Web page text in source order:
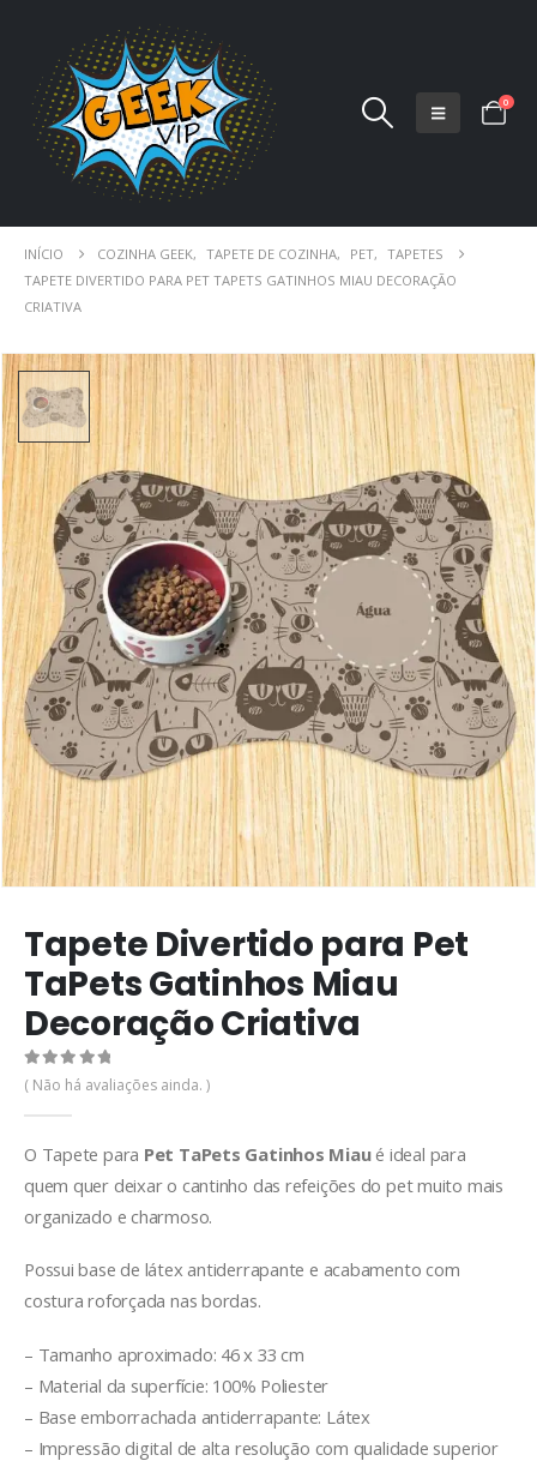
0
INÍCIO COZINHA GEEK, TAPETE DE COZINHA, PET, TAPETES
TAPETE DIVERTIDO PARA PET TAPETS GATINHOS MIAU DECORAÇÃO
CRIATIVA
Tapete Divertido para Pet
TaPets Gatinhos Miau
Decoração Criativa
0 de 5
( Não há avaliações ainda. )
O Tapete para Pet TaPets Gatinhos Miaué ideal para
quem quer deixar o cantinho das refeições do pet muito mais
organizado e charmoso.
Possui base de látex antiderrapante e acabamento com
costura roforçada nas bordas.
– Tamanho aproximado: 46 x 33 cm
– Material da superfície: 100% Poliester
– Base emborrachada antiderrapante: Látex
– Impressão digital de alta resolução com qualidade superior